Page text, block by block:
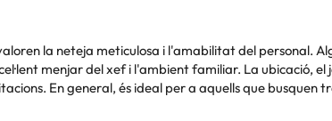
la neteja meticulosa i l'amabilitat del personal.
menjar del xef i l'ambient familiar. La ubicació, el
En general, és ideal per a aquells que busquen